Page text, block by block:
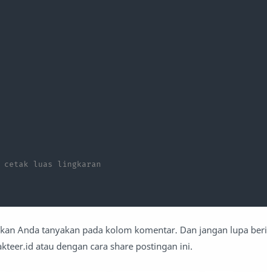
luas lingkaran
Anda tanyakan pada kolom komentar. Dan jangan lupa beri
atau dengan cara share postingan ini.